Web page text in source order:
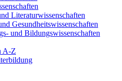
Literaturwissenschaften
Gesundheitswissenschaften
und Bildungswissenschaften
A-Z